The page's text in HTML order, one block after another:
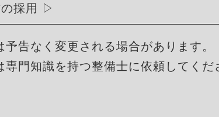
採用
告なく変更される場合があります。
門知識を持つ整備士に依頼してくだ